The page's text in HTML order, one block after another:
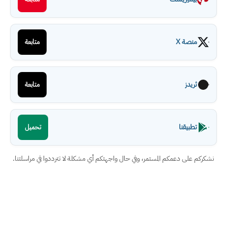
منصة X متابعة
ثريدز متابعة
تطبيقنا تحميل
نشكركم على دعمكم المستمر، وفي حال واجهتكم أي مشكلة لا تترددوا في مراسلتنا.